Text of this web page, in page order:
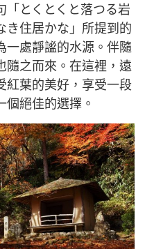
「とくとくと落つる岩
き住居かな」所提到的
一處靜謐的水源。伴隨
隨之而來。在這裡，遠
紅葉的美好，享受一段
絕佳的選擇。